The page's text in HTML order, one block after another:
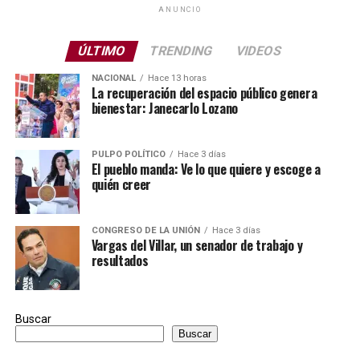
ANUNCIO
ÚLTIMO TRENDING VIDEOS
NACIONAL Hace 13 horas
La recuperación del espacio público genera
bienestar: Janecarlo Lozano
PULPO POLÍTICO Hace 3 días
El pueblo manda: Ve lo que quiere y escoge a
quién creer
CONGRESO DE LA UNIÓN Hace 3 días
Vargas del Villar, un senador de trabajo y
resultados
Buscar
Buscar